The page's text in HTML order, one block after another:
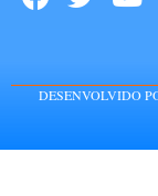
DESENVOLVIDO